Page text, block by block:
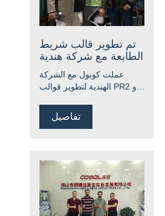
تم تطوير قالب شريط
الطابعة مع شركة هندية
عملت كوبول مع الشركة
الهندية لتطوير قوالب PR2 و
وخدمة ممتازة وخدمة تصميم
OEM مجانية
تفاصيل